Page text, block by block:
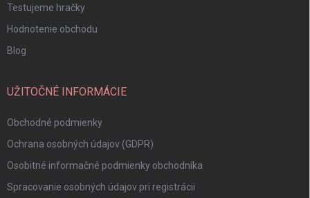
Testujeme hračky
Hodnotenie obchodu
Blog
UŽITOČNÉ INFORMÁCIE
Obchodné podmienky
Ochrana osobných údajov (GDPR)
Osobitné informačné podmienky obchodníka
Spracovanie osobných údajov pri registrácii